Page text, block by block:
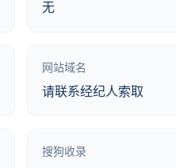
无
网站域名
请联系经纪人索取
搜狗收录